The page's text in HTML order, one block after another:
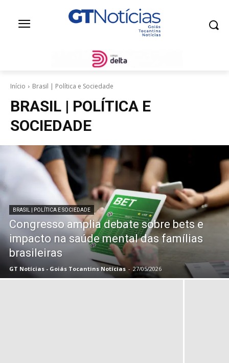
Início Brasil | Política e Sociedade
BRASIL | POLÍTICA E
SOCIEDADE
BRASIL | POLÍTICA E SOCIEDADE
Congresso amplia debate sobre bets e
impacto na saúde mental das famílias
brasileiras
GT Notícias - Goiás Tocantins Notícias - 27/05/2026